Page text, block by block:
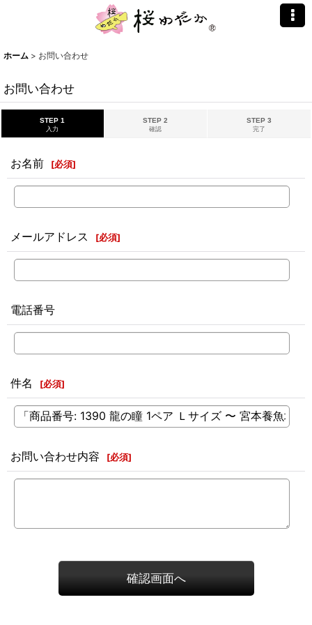
ホーム > お問い合わせ
お問い合わせ
STEP 1
入力
STEP 2
確認
STEP 3
完了
お名前 [必須]
メールアドレス [必須]
電話番号
件名 [必須]
お問い合わせ内容 [必須]
確認画面へ